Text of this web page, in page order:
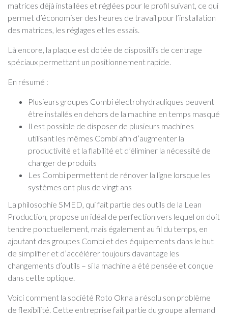
matrices déjà installées et réglées pour le profil suivant, ce qui
permet d’économiser des heures de travail pour l’installation
des matrices, les réglages et les essais.
Là encore, la plaque est dotée de dispositifs de centrage
spéciaux permettant un positionnement rapide.
En résumé :
Plusieurs groupes Combi électrohydrauliques peuvent
être installés en dehors de la machine en temps masqué
Il est possible de disposer de plusieurs machines
utilisant les mêmes Combi afin d’augmenter la
productivité et la fiabilité et d’éliminer la nécessité de
changer de produits
Les Combi permettent de rénover la ligne lorsque les
systèmes ont plus de vingt ans
La philosophie SMED, qui fait partie des outils de la Lean
Production, propose un idéal de perfection vers lequel on doit
tendre ponctuellement, mais également au fil du temps, en
ajoutant des groupes Combi et des équipements dans le but
de simplifier et d’accélérer toujours davantage les
changements d’outils – si la machine a été pensée et conçue
dans cette optique.
Voici comment la société Roto Okna a résolu son problème
de flexibilité. Cette entreprise fait partie du groupe allemand